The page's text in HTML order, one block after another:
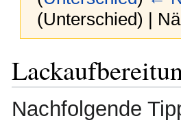
(Unterschied) |
Navigation
springen
Suche
springen
Nachfolgende